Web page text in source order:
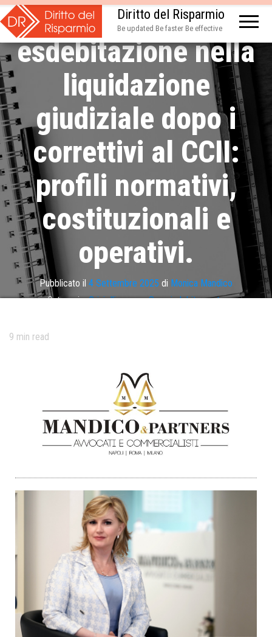
Diritto del Risparmio
Be updated Be faster Be effective
domanda di
esdebitazione nella
liquidazione
giudiziale dopo i
correttivi al CCII:
profili normativi,
costituzionali e
operativi.
Pubblicato il 4 Settembre 2025 di Monica Mandico
Categoria: Crisi d'impresa,Sovraindebitamento
9 min read